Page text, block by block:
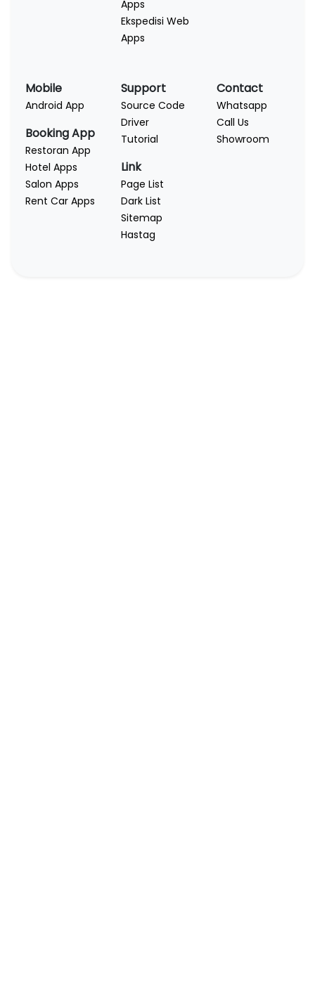
Apps
Ekspedisi Web
Apps
Mobile
Android App
Booking App
Restoran App
Hotel Apps
Salon Apps
Rent Car Apps
Support
Source Code
Driver
Tutorial
Link
Page List
Dark List
Sitemap
Hastag
Contact
Whatsapp
Call Us
Showroom